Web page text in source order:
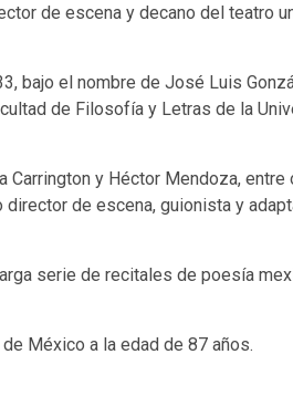
de escena y decano del teatro
bajo el nombre de José Luis
de Filosofía y Letras de la
Carrington y Héctor Mendoza,
de escena, guionista y
serie de recitales de poesía
México a la edad de 87 años.